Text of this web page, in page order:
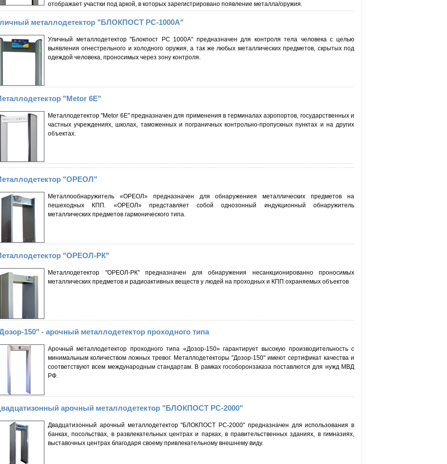
отображает участки под аркой, в которых зарегистрировано появление металла/оружия.
металлодетектор "БЛОКПОСТ РС-1000А"
Уличный металлодетектор "Блокпост РС 1000А" предназначен для контроля тела человека с целью
выявления огнестрельного и холодного оружия, а так же любых металлических предметов, скрытых под
одеждой человека, проносимых через зону контроля.
"Metor 6E"
Металлодетектор "Metor 6E" предназначен для применения в терминалах аэропортов, государственных и
частных учреждениях, школах, таможенных и пограничных контрольно-пропускных пунктах и на других
объектах.
"ОРЕОЛ"
Металлообнаружитель «ОРЕОЛ» предназначен для обнаружениея металлических предметов на
пешеходных КПП. «ОРЕОЛ» представляет собой однозонный индукционный обнаружитель
металлических предметов гармонического типа.
"ОРЕОЛ-РК"
Металлодетектор "ОРЕОЛ-РК" предназначен для обнаружения несанкционированно проносимых
металлических предметов и радиоактивных веществ у людей на проходных и КПП охраняемых объектов
150" - арочный металлодетектор проходного типа
Арочный металлодетектор проходного типа «Дозор-150» гарантирует высокую производительность с
минимальным количеством ложных тревог. Металлодетекторы "Дозор-150" имеют сертификат качества и
соответствуют всем международным стандартам. В рамках гособоронзаказа поставлются для нужд МВД
РФ.
арочный металлодетектор "БЛОКПОСТ РС-2000"
Двадцатизонный арочный металлодетектор "БЛОКПОСТ РС-2000" предназначен для использования в
банках, посольствах, в развлекательных центрах и парках, в правительственных зданиях, в гимназиях,
выставочных центрах благодаря своему привлекательному внешнему виду.